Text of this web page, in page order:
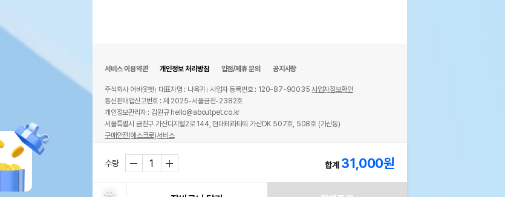
수량 합계 31,000원
서비스 이용약관 개인정보 처리방침 입점/제휴 문의 공지사항
주식회사 어바웃펫 대표자명 : 나옥귀 사업자 등록번호 : 120-87-90035사업자정보확인
통신판매업신고번호 : 제 2025-서울금천-2382호
개인정보관리자 : 김원규 hello@aboutpet.co.kr
서울특별시 금천구 가산디지털2로 144, 현대테라타워 가산DK 507호, 508호 (가산동)
구매안전(에스크로)서비스